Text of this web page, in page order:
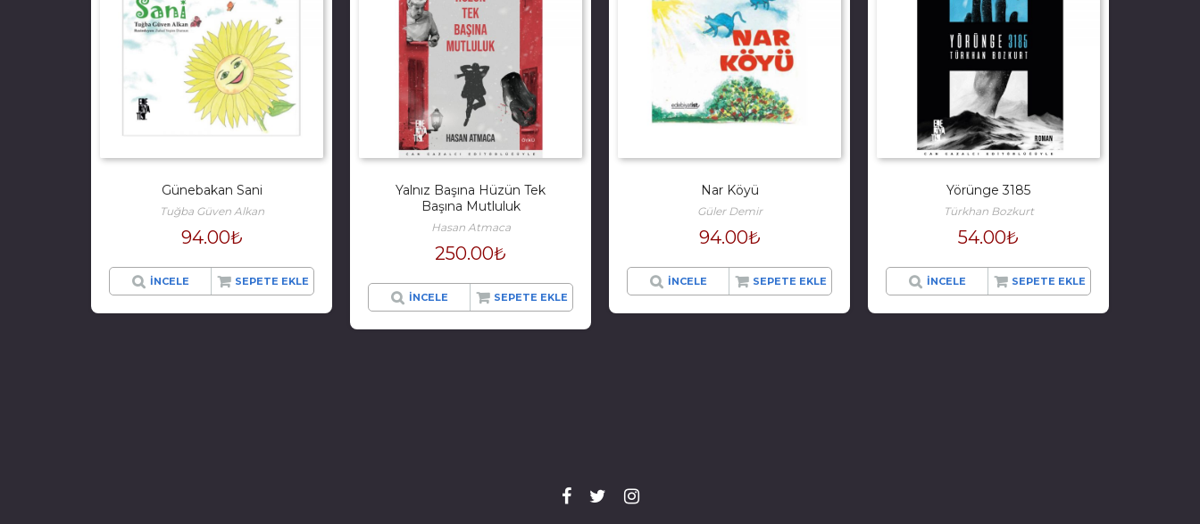
Günebakan Sani
Tuğba Güven Alkan
94.00₺
İNCELE SEPETE EKLE
Yalnız Başına Hüzün Tek
Başına Mutluluk
Hasan Atmaca
250.00₺
İNCELE SEPETE EKLE
Nar Köyü
Güler Demir
94.00₺
İNCELE SEPETE EKLE
Yörünge 3185
Türkhan Bozkurt
54.00₺
İNCELE SEPETE EKLE